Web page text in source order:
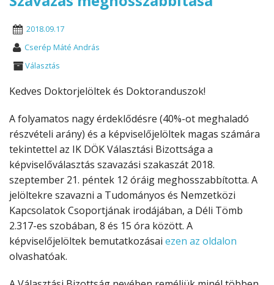
2018.09.17
Cserép Máté András
Választás
Kedves Doktorjelöltek és Doktoranduszok!
A folyamatos nagy érdeklődésre (40%-ot meghaladó
részvételi arány) és a képviselőjelöltek magas számára
tekintettel az IK DÖK Választási Bizottsága a
képviselőválasztás szavazási szakaszát 2018.
szeptember 21. péntek 12 óráig meghosszabbította. A
jelöltekre szavazni a Tudományos és Nemzetközi
Kapcsolatok Csoportjának irodájában, a Déli Tömb
2.317-es szobában, 8 és 15 óra között. A
képviselőjelöltek bemutatkozásai ezen az oldalon
olvashatóak.